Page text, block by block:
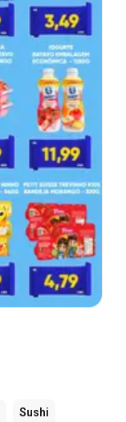
Sushi